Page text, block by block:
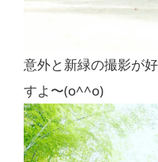
意外と新緑の撮影が
すよ〜(o^^o)